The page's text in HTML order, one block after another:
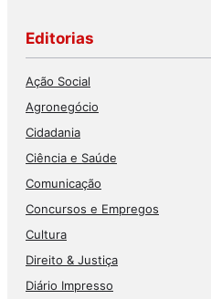
Editorias
Ação Social
Agronegócio
Cidadania
Ciência e Saúde
Comunicação
Concursos e Empregos
Cultura
Direito & Justiça
Diário Impresso